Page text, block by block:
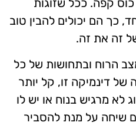
קפה. ככל שזוגות
כך הם יכולים להבין טוב
זה את זה.
הרוח ובתחושות של כל
של דינמיקה זו, קל יותר
לא מרגיש בנוח או יש לו
שיחה על מנת להסביר